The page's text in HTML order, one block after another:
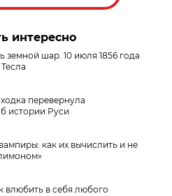
интересно
земной шар. 10 июля 1856 года
перевернула
истории Руси
как их вычислить и не
влюбить в себя любого